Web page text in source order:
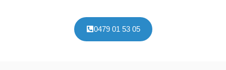
0479 01 53 05